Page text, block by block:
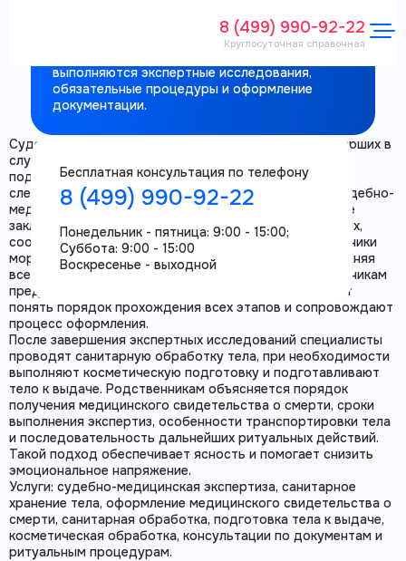
8 (499) 990-92-22
Круглосуточная справочная
Судебно-медицинский морг № 8 —
выполняются экспертные исследования,
обязательные процедуры и оформление
документации.
Бесплатная консультация по телефону
8 (499) 990-92-22
Понедельник - пятница: 9:00 - 15:00;
Суббота: 9:00 - 15:00
Воскресенье - выходной
Судебно-медицинский морг № 8 принимает тела умерших в
случаях внезапной, неясной, насильственной или
подозрительной смерти, а также по направлению
следственных органов. В учреждении проводятся судебно-
медицинские экспертизы, оформляются официальные
заключения и обеспечивается хранение тел в условиях,
соответствующих санитарным требованиям. Сотрудники
морга действуют строго в рамках нормативов, выполняя
все процедуры аккуратно и своевременно. Родственникам
предоставляют необходимые разъяснения, помогают
понять порядок прохождения всех этапов и сопровождают
процесс оформления.
После завершения экспертных исследований специалисты
проводят санитарную обработку тела, при необходимости
выполняют косметическую подготовку и подготавливают
тело к выдаче. Родственникам объясняется порядок
получения медицинского свидетельства о смерти, сроки
выполнения экспертиз, особенности транспортировки тела
и последовательность дальнейших ритуальных действий.
Такой подход обеспечивает ясность и помогает снизить
эмоциональное напряжение.
Услуги: судебно-медицинская экспертиза, санитарное
хранение тела, оформление медицинского свидетельства о
смерти, санитарная обработка, подготовка тела к выдаче,
косметическая обработка, консультации по документам и
ритуальным процедурам.